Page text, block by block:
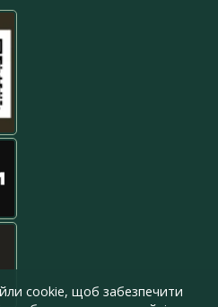
cookie, щоб забезпечити